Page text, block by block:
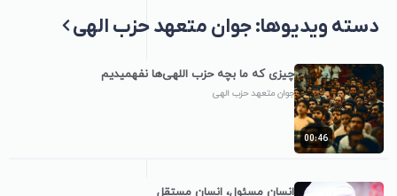
دسته ویدیوها: جوان متعهد حزب الهی
00:46
چیزی که ما بچه حزب اللهی‌ها نفهمیدیم
جوان متعهد حزب الهی
انسان مسئول، انسان مستقل